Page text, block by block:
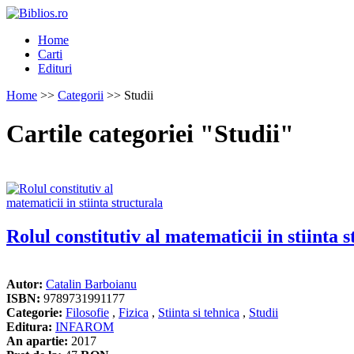
Home
Carti
Edituri
Home >> Categorii >> Studii
Cartile categoriei "Studii"
Rolul constitutiv al matematicii in stiinta
Autor: Catalin Barboianu
ISBN: 9789731991177
Categorie: Filosofie , Fizica , Stiinta si tehnica , Studii
Editura: INFAROM
An apartie: 2017